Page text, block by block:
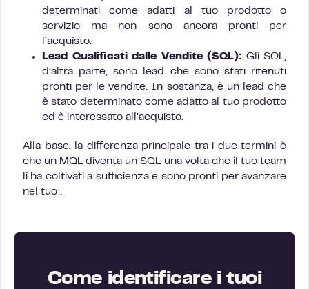
determinati come adatti al tuo prodotto o
servizio ma non sono ancora pronti per
l’acquisto.
Lead Qualificati dalle Vendite (SQL): Gli SQL,
d’altra parte, sono lead che sono stati ritenuti
pronti per le vendite. In sostanza, è un lead che
è stato determinato come adatto al tuo prodotto
ed è interessato all’acquisto.
Alla base, la differenza principale tra i due termini è
che un MQL diventa un SQL una volta che il tuo team
li ha coltivati a sufficienza e sono pronti per avanzare
nel tuo .
Come identificare i tuoi